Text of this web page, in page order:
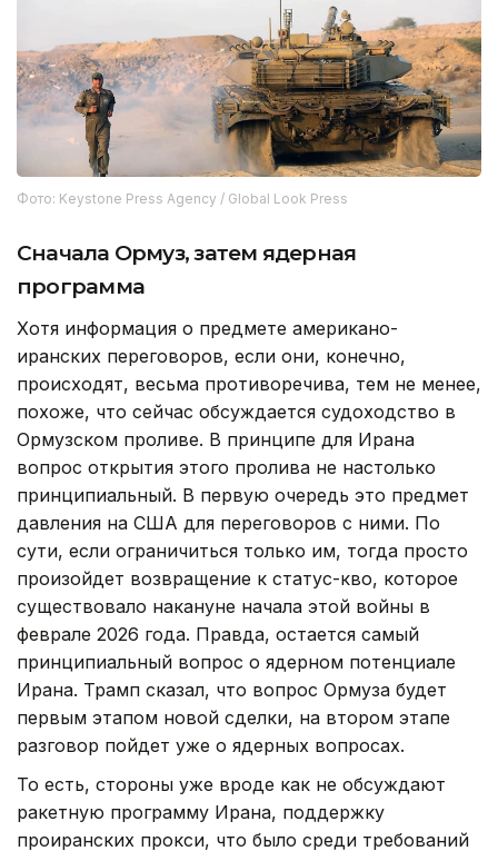
Фото: Keystone Press Agency / Global Look Press
Cначала Ормуз, затем ядерная
программа
Хотя информация о предмете американо-
иранских переговоров, если они, конечно,
происходят, весьма противоречива, тем не менее,
похоже, что сейчас обсуждается судоходство в
Ормузском проливе. В принципе для Ирана
вопрос открытия этого пролива не настолько
принципиальный. В первую очередь это предмет
давления на США для переговоров с ними. По
сути, если ограничиться только им, тогда просто
произойдет возвращение к статус-кво, которое
существовало накануне начала этой войны в
феврале 2026 года. Правда, остается самый
принципиальный вопрос о ядерном потенциале
Ирана. Трамп сказал, что вопрос Ормуза будет
первым этапом новой сделки, на втором этапе
разговор пойдет уже о ядерных вопросах.
То есть, стороны уже вроде как не обсуждают
ракетную программу Ирана, поддержку
проиранских прокси, что было среди требований